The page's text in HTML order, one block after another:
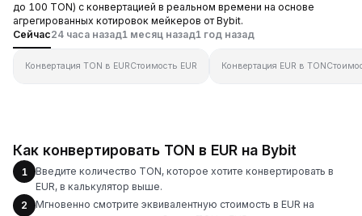
до 100 TON) с конвертацией в реальном времени на основе
агрегированных котировок мейкеров от Bybit.
Сейчас24 часа назад1 месяц назад1 год назад
Конвертация TON в EURСтоимость EUR Конвертация EUR в TON
Как конвертировать TON в EUR на Bybit
1
Введите количество TON, которое хотите конвертировать в
EUR, в калькулятор выше.
2
Мгновенно смотрите эквивалентную стоимость в EUR на